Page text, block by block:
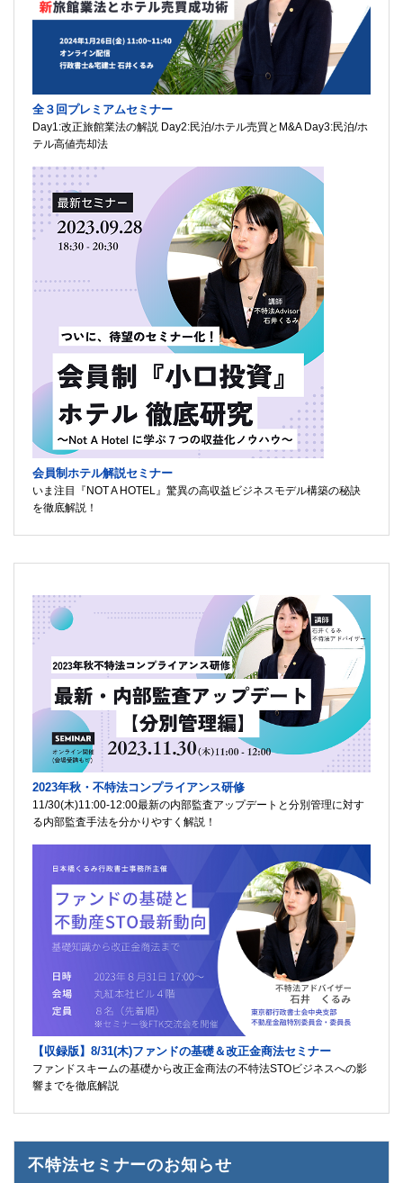
全３回プレミアムセミナー
Day1:改正旅館業法の解説 Day2:民泊/ホテル売買とM&A Day3:民泊/ホ
テル高値売却法
会員制ホテル解説セミナー
いま注目『NOT A HOTEL』驚異の高収益ビジネスモデル構築の秘訣
を徹底解説！
2023年秋・不特法コンプライアンス研修
11/30(木)11:00-12:00最新の内部監査アップデートと分別管理に対す
る内部監査手法を分かりやすく解説！
【収録版】8/31(木)ファンドの基礎＆改正金商法セミナー
ファンドスキームの基礎から改正金商法の不特法STOビジネスへの影
響までを徹底解説
不特法セミナーのお知らせ